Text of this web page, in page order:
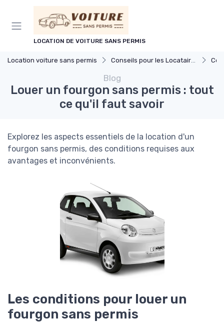
LOCATION DE VOITURE SANS PERMIS
Location voiture sans permis Conseils pour les Locataires
Blog
Louer un fourgon sans permis : tout
ce qu'il faut savoir
Explorez les aspects essentiels de la location d'un
fourgon sans permis, des conditions requises aux
avantages et inconvénients.
Les conditions pour louer un
fourgon sans permis